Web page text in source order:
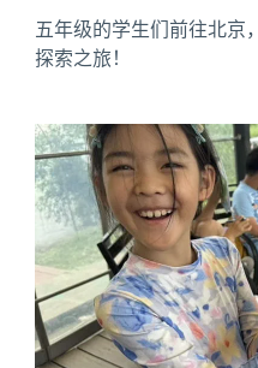
五年级的学生们前往北京
探索之旅！
News image